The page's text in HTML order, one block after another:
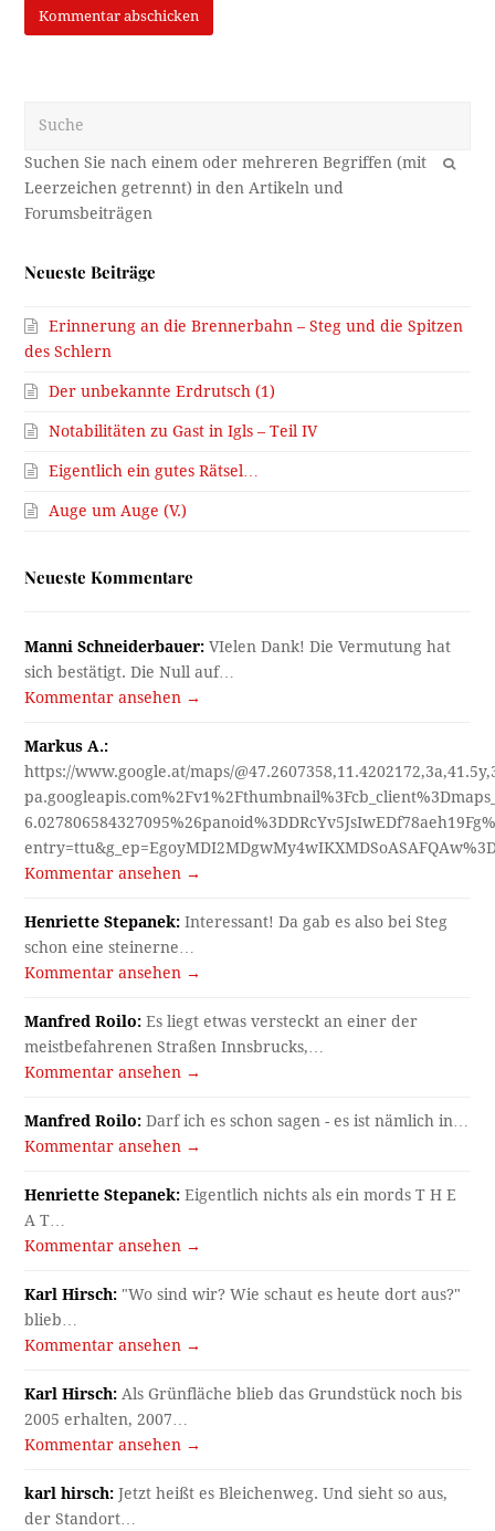
OK
Neueste Beiträge
Erinnerung an die Brennerbahn – Steg und die Spitzen
des Schlern
Der unbekannte Erdrutsch (1)
Notabilitäten zu Gast in Igls – Teil IV
Eigentlich ein gutes Rätsel…
Auge um Auge (V.)
Neueste Kommentare
Manni Schneiderbauer: VIelen Dank! Die Vermutung hat
sich bestätigt. Die Null auf…
Kommentar ansehen →
Markus A.:
https://www.google.at/maps/
Kommentar ansehen →
Henriette Stepanek: Interessant! Da gab es also bei Steg
schon eine steinerne…
Kommentar ansehen →
Manfred Roilo: Es liegt etwas versteckt an einer der
meistbefahrenen Straßen Innsbrucks,…
Kommentar ansehen →
Manfred Roilo: Darf ich es schon sagen - es ist nämlich in…
Kommentar ansehen →
Henriette Stepanek: Eigentlich nichts als ein mords T H E
A T…
Kommentar ansehen →
Karl Hirsch: "Wo sind wir? Wie schaut es heute dort aus?"
blieb…
Kommentar ansehen →
Karl Hirsch: Als Grünfläche blieb das Grundstück noch bis
2005 erhalten, 2007…
Kommentar ansehen →
karl hirsch: Jetzt heißt es Bleichenweg. Und sieht so aus,
der Standort…